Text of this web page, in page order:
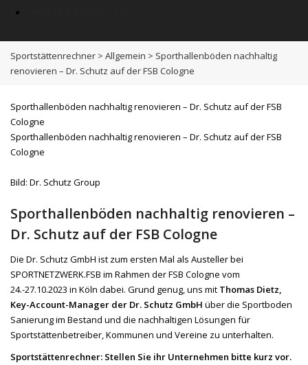
Sportstättenrechner > Allgemein > Sporthallenböden nachhaltig
renovieren – Dr. Schutz auf der FSB Cologne
Sporthallenböden nachhaltig renovieren – Dr. Schutz auf der FSB
Cologne
Sporthallenböden nachhaltig renovieren – Dr. Schutz auf der FSB
Cologne
Bild: Dr. Schutz Group
Sporthallenböden nachhaltig renovieren –
Dr. Schutz auf der FSB Cologne
Die Dr. Schutz GmbH ist zum ersten Mal als Austeller bei
SPORTNETZWERK.FSB im Rahmen der FSB Cologne vom
24.-27.10.2023 in Köln dabei. Grund genug, uns mit Thomas Dietz,
Key-Account-Manager der Dr. Schutz GmbH über die Sportboden
Sanierung im Bestand und die nachhaltigen Lösungen für
Sportstättenbetreiber, Kommunen und Vereine zu unterhalten.
Sportstättenrechner: Stellen Sie ihr Unternehmen bitte kurz vor.